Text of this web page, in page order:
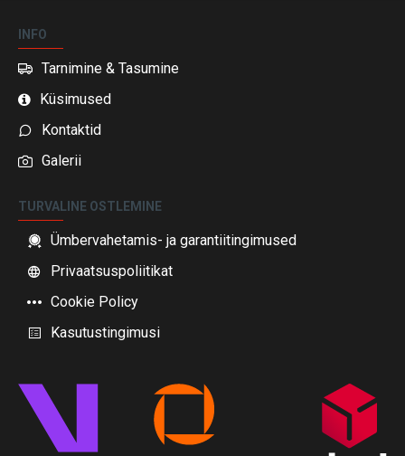
INFO
Tarnimine & Tasumine
Küsimused
Kontaktid
Galerii
TURVALINE OSTLEMINE
Ümbervahetamis- ja garantiitingimused
Privaatsuspoliitikat
Cookie Policy
Kasutustingimusi